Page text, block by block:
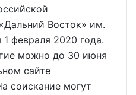
Восток» им.
1 февраля 2020 года.
можно до 30 июня
сайте
соискание могут